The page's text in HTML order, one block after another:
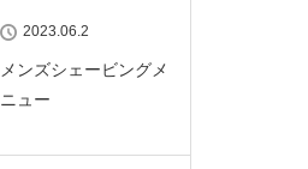
2023.06.2
メンズシェービングメ
ニュー